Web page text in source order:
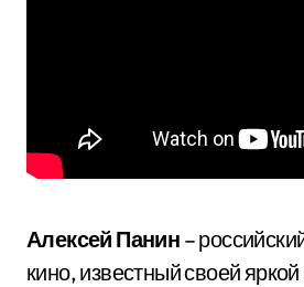
Алексей Панин –
кино, известный своей